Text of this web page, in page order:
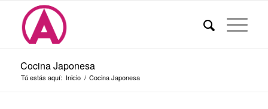
Cocina Japonesa
Tú estás aquí: Inicio / Cocina Japonesa